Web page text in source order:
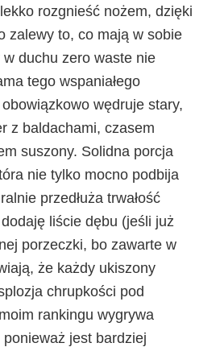
rozgnieść nożem, dzięki
zalewy to, co mają w sobie
duchu zero waste nie
tego wspaniałego
wędruje stary,
z baldachami, czasem
suszony. Solidna porcja
nie tylko mocno podbija
przedłuża trwałość
liście dębu (jeśli już
porzeczki, bo zawarte w
że każdy ukiszony
chrupkości pod
rankingu wygrywa
jest bardziej